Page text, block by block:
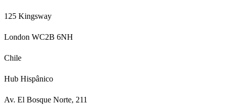
125 Kingsway
London WC2B 6NH
Chile
Hub Hispânico
Av. El Bosque Norte, 211